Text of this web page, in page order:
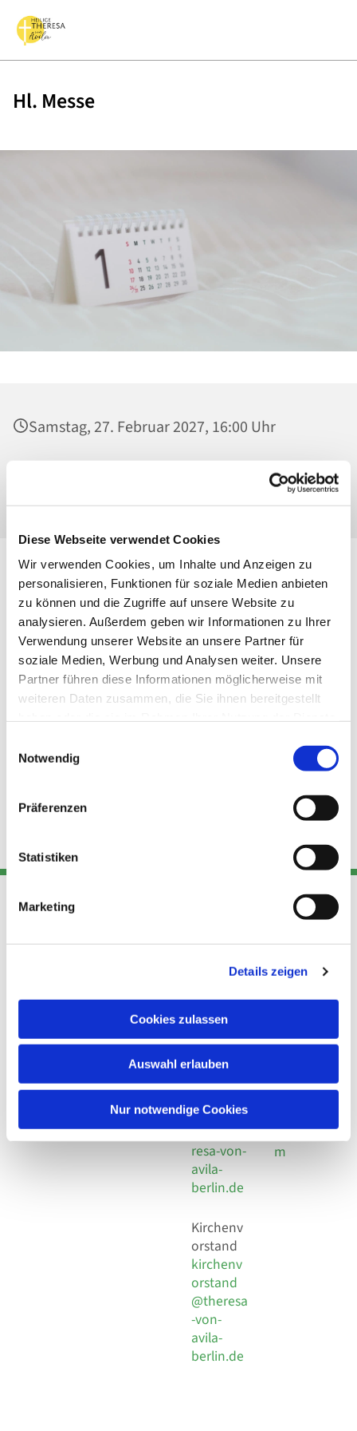
Diese Webseite verwendet Cookies
Wir verwenden Cookies, um Inhalte und Anzeigen zu
personalisieren, Funktionen für soziale Medien anbieten
zu können und die Zugriffe auf unsere Website zu
analysieren. Außerdem geben wir Informationen zu Ihrer
Verwendung unserer Website an unsere Partner für
soziale Medien, Werbung und Analysen weiter. Unsere
Partner führen diese Informationen möglicherweise mit
weiteren Daten zusammen, die Sie ihnen bereitgestellt
Notwendig
Präferenzen
Statistiken
Marketing
Details zeigen
Cookies zulassen
Auswahl erlauben
Nur notwendige Cookies
Hl. Messe
Samstag, 27. Februar 2027, 16:00 Uhr
Alexianer St. Joseph Krankenhaus, Kirche,
Adresse
Kirchengemeinde Pfarrei
Hl. Theresa von Avila Berlin
Leitender Pfarrer - Norbert
Behaimstr. 39
Kont
Telefon
+49 30
924 64 28
Fax +49
30 924 54
18
E-Mail
info@the
resa-von-
avila-
berlin.de
Kirchenv
orstand
kirchenv
orstand
@theresa
-von-
avila-
berlin.de
Links
Datensch
utz
Social
Impressu
m